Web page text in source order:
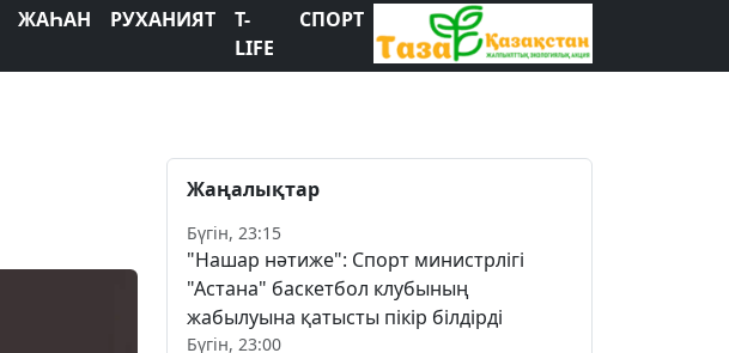
ЖАҺАН РУХАНИЯТ
T-
LIFE
СПОРТ
Жаңалықтар
Бүгін, 23:15
"Нашар нәтиже": Спорт министрлігі
"Астана" баскетбол клубының
жабылуына қатысты пікір білдірді
Бүгін, 23:00